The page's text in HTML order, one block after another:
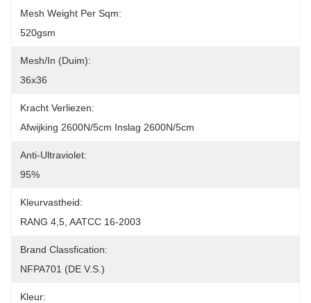
Mesh Weight Per Sqm:
520gsm
Mesh/In (Duim):
36x36
Kracht Verliezen:
Afwijking 2600N/5cm Inslag 2600N/5cm
Anti-Ultraviolet:
95%
Kleurvastheid:
RANG 4,5, AATCC 16-2003
Brand Classfication:
NFPA701 (DE V.S.)
Kleur: